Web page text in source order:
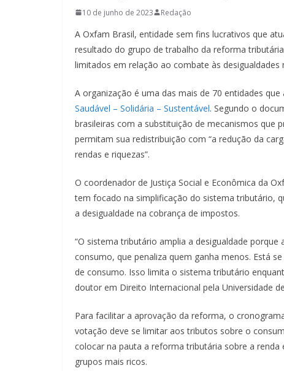
10 de junho de 2023 Redação
A Oxfam Brasil, entidade sem fins lucrativos que
resultado do grupo de trabalho da reforma
limitados em relação ao combate às desigualdades
A organização é uma das mais de 70 entidades que
Saudável – Solidária – Sustentável. Segundo o
brasileiras com a substituição de mecanismos que
permitam sua redistribuição com “a redução da
rendas e riquezas”.
O coordenador de Justiça Social e Econômica da
tem focado na simplificação do sistema tributário,
a desigualdade na cobrança de impostos.
“O sistema tributário amplia a desigualdade
consumo, que penaliza quem ganha menos. Está
de consumo. Isso limita o sistema tributário
doutor em Direito Internacional pela Universidade
Para facilitar a aprovação da reforma, o
votação deve se limitar aos tributos sobre o
colocar na pauta a reforma tributária sobre a
grupos mais ricos.